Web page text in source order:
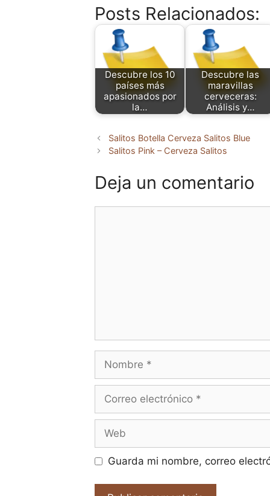
Posts Relacionados:
Descubre los 10
países más
apasionados por
la…
Descubre las
maravillas
cerveceras:
Análisis y…
Salitos Botella Cerveza Salitos Blue
Salitos Pink – Cerveza Salitos
Deja un comentario
electrónico
Guarda mi nombre, correo